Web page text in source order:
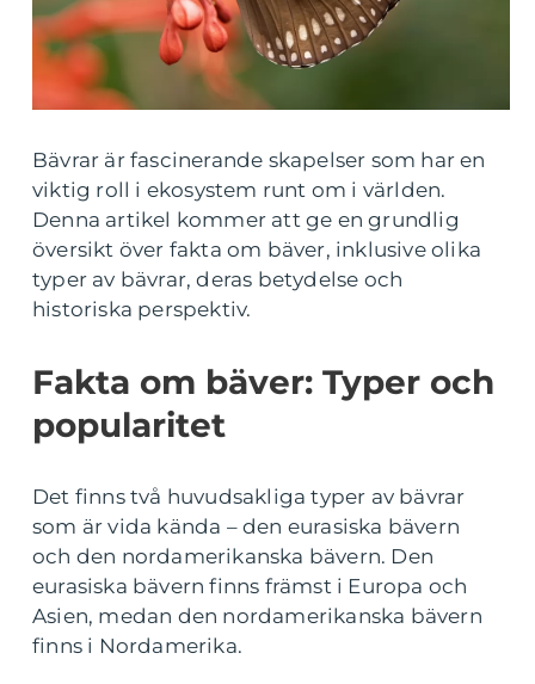
Bävrar är fascinerande skapelser som har en
viktig roll i ekosystem runt om i världen.
Denna artikel kommer att ge en grundlig
översikt över fakta om bäver, inklusive olika
typer av bävrar, deras betydelse och
historiska perspektiv.
Fakta om bäver: Typer och
popularitet
Det finns två huvudsakliga typer av bävrar
som är vida kända – den eurasiska bävern
och den nordamerikanska bävern. Den
eurasiska bävern finns främst i Europa och
Asien, medan den nordamerikanska bävern
finns i Nordamerika.